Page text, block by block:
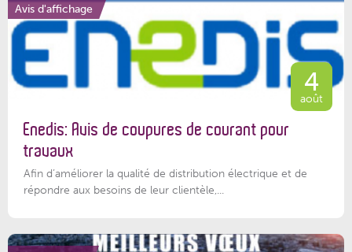
Avis d'affichage
4
août
Enedis: Avis de coupures de courant pour
travaux
Afin d’améliorer la qualité de distribution électrique et de
répondre aux besoins de leur clientèle,...